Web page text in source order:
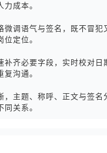
力成本。
微调语气与签名，既不冒犯
位定位。
补齐必要字段，实时校对日
复沟通。
，主题、称呼、正文与签名
关系。